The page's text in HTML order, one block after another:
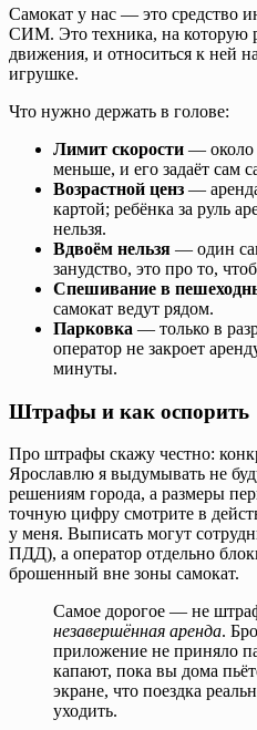
Самокат у нас — это средство
СИМ. Это техника, на которую
движения, и относиться к ней
игрушке.
Что нужно держать в голове:
Лимит скорости — около
меньше, и его задаёт сам
Возрастной ценз —
картой; ребёнка за руль
нельзя.
Вдвоём нельзя — один
занудство, это про то,
Спешивание в
самокат ведут рядом.
Парковка — только в
оператор не закроет
минуты.
Штрафы и как оспорить
Про штрафы скажу честно:
Ярославлю я выдумывать не
решениям города, а размеры
точную цифру смотрите в
у меня. Выписать могут
ПДД), а оператор отдельно
брошенный вне зоны самокат.
Самое дорогое — не
незавершённая аренда.
приложение не приняло
капают, пока вы дома
экране, что поездка
уходить.